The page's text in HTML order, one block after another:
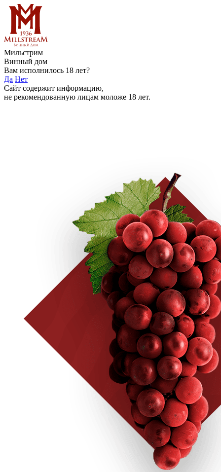
Мильстрим
Винный дом
Вам исполнилось 18 лет?
Да Нет
Сайт содержит информацию,
не рекомендованную лицам моложе 18 лет.